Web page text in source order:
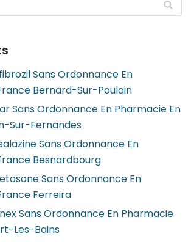
Sans Ordonnance En
Bernard-Sur-Poulain
Sans Ordonnance En Pharmacie En
Sur-Fernandes
Sans Ordonnance En
Besnardbourg
Sans Ordonnance En
Ferreira
Sans Ordonnance En Pharmacie
Les-Bains